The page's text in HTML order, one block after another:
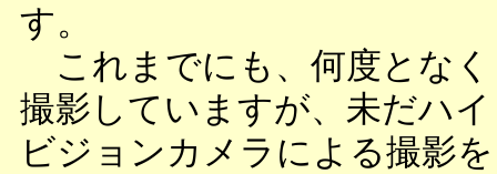
す。
これまでにも、何度となく
撮影していますが、未だハイ
ビジョンカメラによる撮影を